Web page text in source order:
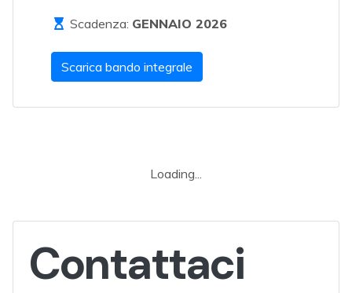
Scadenza: GENNAIO 2026
Scarica bando integrale
Loading...
Contattaci